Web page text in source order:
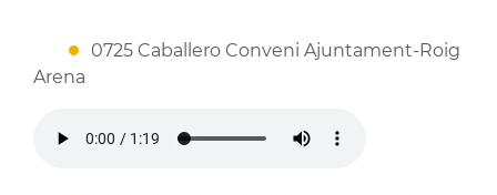
0725 Caballero Conveni Ajuntament-Roig
Arena